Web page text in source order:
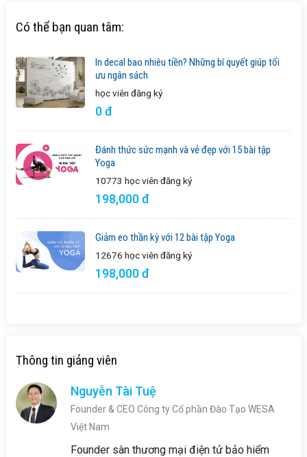
Có thể bạn quan tâm:
In decal bao nhiêu tiền? Những bí quyết giúp tối
ưu ngân sách
học viên đăng ký
0 đ
Đánh thức sức mạnh và vẻ đẹp với 15 bài tập
Yoga
10773 học viên đăng ký
198,000 đ
Giảm eo thần kỳ với 12 bài tập Yoga
12676 học viên đăng ký
198,000 đ
Thông tin giảng viên
Nguyễn Tài Tuệ
Founder & CEO Công ty Cổ phần Đào Tạo WESA
Việt Nam
Founder sàn thương mại điện tử bảo hiểm